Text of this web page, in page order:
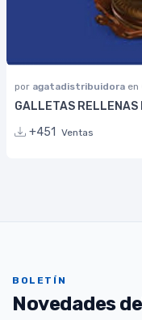
por agatadistribuidora en
GALLETAS
+451 Ventas
BOLETÍN
Novedades